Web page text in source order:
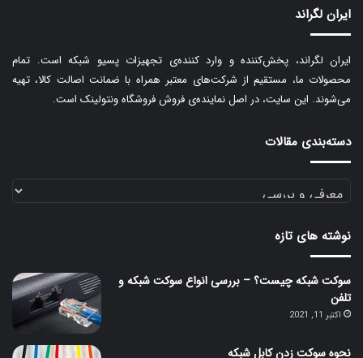
ایران لگراند
ایران لگراند، پخش‌کننده و وارد کننده‌ی تجهیزات پسیو شبکه است. تمام
محصولات ما، مستقیم از شرکت‌های معتبر همراه با ضمانت اصالت کالا، تهیه
می‌شوند. این سایت، در اصل نماینده‌ی فروش فروشگاه ونتولینک است.
دسته‌بندی مقالات
دسته‌بندی
نوشته های تازه
سوکت شبکه چیست؟ – بررسی انواع سوکت شبکه و
تلفن
اکتبر 11, 2021
نحوه سوکت زدن کابل شبکه